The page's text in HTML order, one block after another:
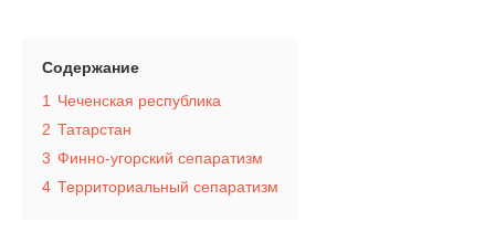
Содержание
1
Чеченская республика
2 Татарстан
3 Финно-угорский сепаратизм
4 Территориальный сепаратизм